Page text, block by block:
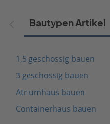
Bautypen Artikel
1,5 geschossig bauen
3 geschossig bauen
Atriumhaus bauen
Containerhaus bauen